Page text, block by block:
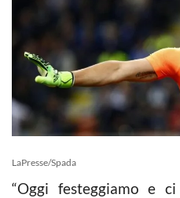
LaPresse/Spada
“Oggi festeggiamo e